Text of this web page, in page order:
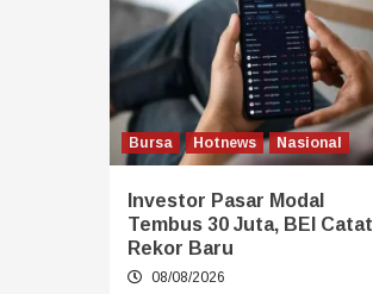
Bursa Hotnews Nasional
Investor Pasar Modal
Tembus 30 Juta, BEI Catat
Rekor Baru
08/08/2026